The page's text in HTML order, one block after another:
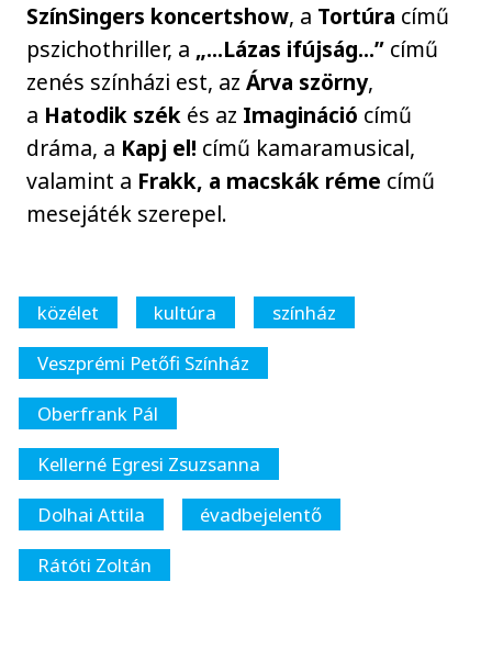
SzínSingers koncertshow, a Tortúra című
pszichothriller, a „...Lázas ifújság...” című
zenés színházi est, azÁrva szörny,
a Hatodik szék és az Imagináció című
dráma, a Kapj el! című kamaramusical,
valamint a Frakk, a macskák réme című
mesejáték szerepel.
közélet kultúra
színház
Veszprémi Petőfi Színház
Oberfrank Pál
Kellerné Egresi Zsuzsanna
Dolhai Attila
évadbejelentő
Rátóti Zoltán